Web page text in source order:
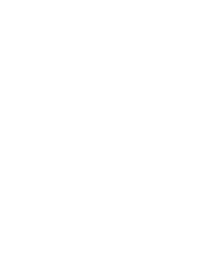
200TL